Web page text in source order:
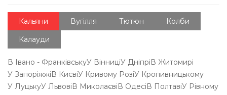
Кальяни Вугілля Тютюн
Колби
Калауди
В Івано - ФранківськуУ ВінниціУ ДніпріВ Житомирі
У ЗапоріжжіВ КиєвіУ Кривому РозіУ Кропивницькому
У ЛуцькуУ ЛьвовіВ МиколаєвіВ ОдесіВ ПолтавіУ Рівному